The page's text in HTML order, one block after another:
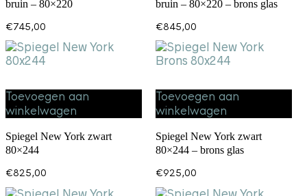
bruin – 80×220
€745,00
bruin – 80×220 – brons glas
€845,00
Toevoegen aan
winkelwagen
Spiegel New York zwart
80×244
€825,00
Toevoegen aan
winkelwagen
Spiegel New York zwart
80×244 – brons glas
€925,00